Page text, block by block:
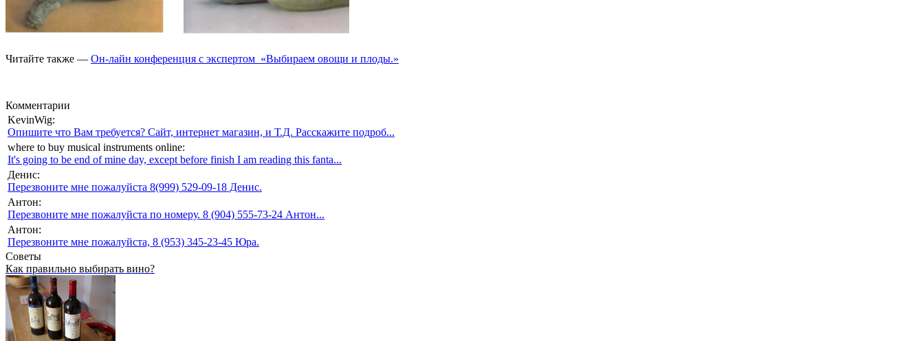
Читайте также — Он-лайн конференция с экспертом «Выбираем овощи и плоды.»
Комментарии
KevinWig:
Опишите что Вам требуется? Сайт, интернет магазин, и Т.Д. Расскажите подроб...
where to buy musical instruments online:
It's going to be end of mine day, except before finish I am reading this fanta...
Денис:
Перезвоните мне пожалуйста 8(999) 529-09-18 Денис.
Антон:
Перезвоните мне пожалуйста по номеру. 8 (904) 555-73-24 Антон...
Антон:
Перезвоните мне пожалуйста, 8 (953) 345-23-45 Юра.
Советы
Как правильно выбирать вино?